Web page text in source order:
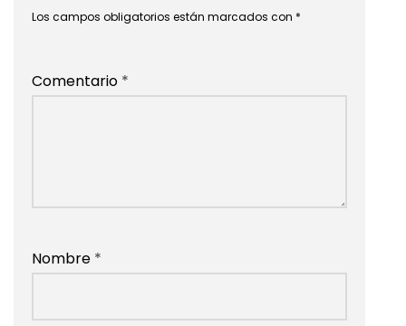
Los campos obligatorios están marcados con *
Comentario *
Nombre *